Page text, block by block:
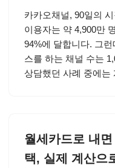
카카오채널, 90일의
이용자는 약 4,900만
94%에 달합니다. 그
스를 하는 채널 수는
상담했던 사례 중에
월세카드로 내
택, 실제 계산으